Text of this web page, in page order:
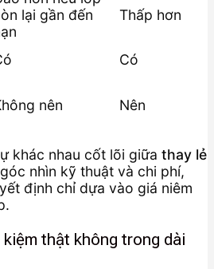
lại gần đến
Thấp hơn
Có
nên Nên
khác nhau cốt lõi giữa thay lẻ
nhìn kỹ thuật và chi phí,
định chỉ dựa vào giá niêm
thật không trong dài